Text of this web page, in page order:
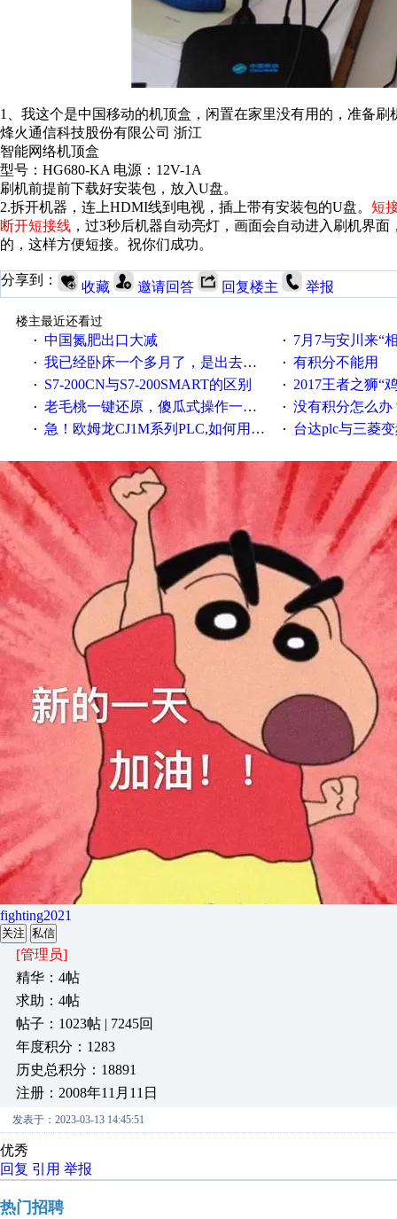
1、我这个是中国移动的机顶盒，闲置在家里没有用的，准备刷
烽火通信科技股份有限公司 浙江
智能网络机顶盒
型号：HG680-KA 电源：12V-1A
刷机前提前下载好安装包，放入U盘。
2.拆开机器，连上HDMI线到电视，插上带有安装包的U盘。 短
断开短接线 ，过3秒后机器自动亮灯，画面会自动进入刷机界
的，这样方便短接。祝你们成功。
分享到： 收藏 邀请回答 回复楼主 举报
楼主最近还看过
· 中国氮肥出口大减 · 7月7与安川来“
· 我已经卧床一个多月了，是出去安装机械手在高速遭遇车祸所致:大家工作都要特别注意啊 · 有积分不能用
· S7-200CN与S7-200SMART的区别 · 2017王者之狮“鸡”情签到
· 老毛桃一键还原，傻瓜式操作一键轻松备份还原；程序为向导式安装，一键即可实现自动备份或还原系统。 · 没有积分怎么办
· 急！欧姆龙CJ1M系列PLC,如何用时间控制变频器。要求时间在组态王中可以自由输入！拜托各位大神了！ · 台达plc与三菱
fighting2021
关注 私信
[管理员]
精华：4帖
求助：4帖
帖子：1023帖 | 7245回
年度积分：1283
历史总积分：18891
注册：2008年11月11日
发表于：2023-03-13 14:45:51
优秀
回复 引用 举报
热门招聘